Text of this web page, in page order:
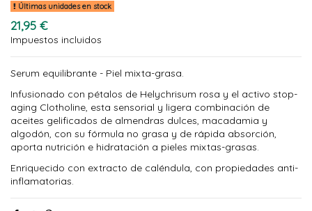
Últimas unidades en stock
21,95 €
Impuestos incluidos
Serum equilibrante - Piel mixta-grasa.
Infusionado con pétalos de Helychrisum rosa y el activo stop-
aging Clotholine, esta sensorial y ligera combinación de
aceites gelificados de almendras dulces, macadamia y
algodón, con su fórmula no grasa y de rápida absorción,
aporta nutrición e hidratación a pieles mixtas-grasas.
Enriquecido con extracto de caléndula, con propiedades anti-
inflamatorias.